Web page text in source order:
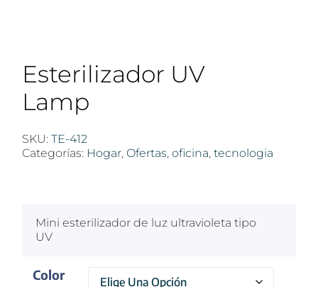
Esterilizador UV
Lamp
SKU: TE-412
Categorías: Hogar, Ofertas, oficina, tecnologia
Mini esterilizador de luz ultravioleta tipo
UV
Color